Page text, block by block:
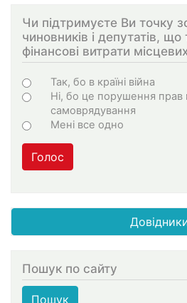
Чи підтримуєте Ви точку
чиновників і депутатів,
фінансові витрати
Варіанти
Так, бо в країні війна
Ні, бо це порушення прав
самоврядування
Мені все одно
Голос
Пошук по сайту
Пошук